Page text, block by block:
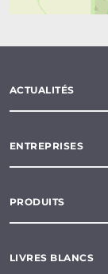
ACTUALITÉS
ENTREPRISES
PRODUITS
LIVRES BLANCS